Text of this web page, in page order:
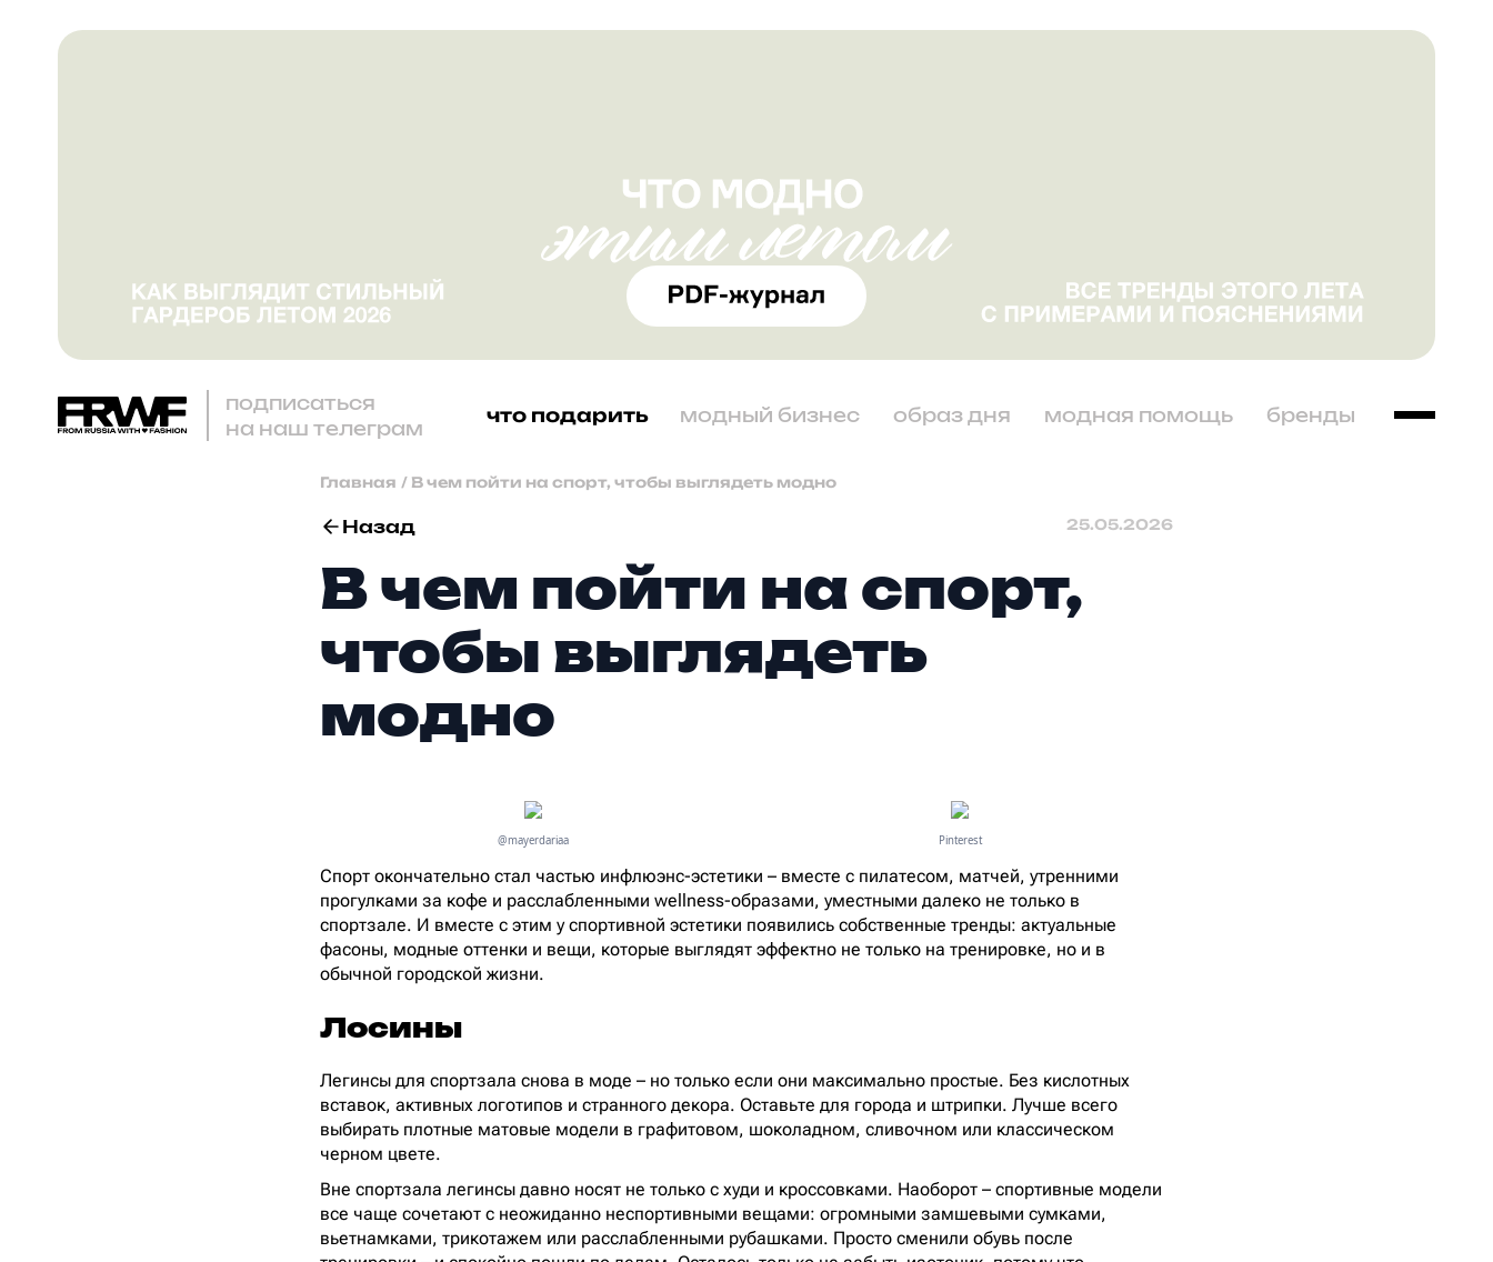
подписаться
на наш телеграм
что подарить модный бизнес образ дня модная помощь бренды
Главная / В чем пойти на спорт, чтобы выглядеть модно
Назад 25.05.2026
В чем пойти на спорт,
чтобы выглядеть
модно
@mayerdariaa Pinterest
Спорт окончательно стал частью инфлюэнс-эстетики – вместе с пилатесом, матчей, утренними
прогулками за кофе и расслабленными wellness-образами, уместными далеко не только в
спортзале. И вместе с этим у спортивной эстетики появились собственные тренды: актуальные
фасоны, модные оттенки и вещи, которые выглядят эффектно не только на тренировке, но и в
обычной городской жизни.
Лосины
Легинсы для спортзала снова в моде – но только если они максимально простые. Без кислотных
вставок, активных логотипов и странного декора. Оставьте для города и штрипки. Лучше всего
выбирать плотные матовые модели в графитовом, шоколадном, сливочном или классическом
черном цвете.
Вне спортзала легинсы давно носят не только с худи и кроссовками. Наоборот – спортивные модели
все чаще сочетают с неожиданно неспортивными вещами: огромными замшевыми сумками,
вьетнамками, трикотажем или расслабленными рубашками. Просто сменили обувь после